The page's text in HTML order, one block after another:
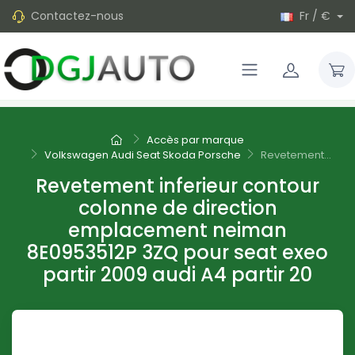
Contactez-nous Fr / €
Accès par marque
Volkswagen Audi Seat Skoda Porsche
Revetement...
Revetement inferieur contour
colonne de direction
emplacement neiman
8E0953512P 3ZQ pour seat exeo
partir 2009 audi A4 partir 20